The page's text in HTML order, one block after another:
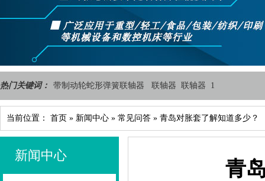
热门关键词： 带制动轮蛇形弹簧联轴器 联轴器 联轴器 1
当前位置： 首页 » 新闻中心 » 常见问答 » 青岛对胀套了解知道多少？
新闻中心
青